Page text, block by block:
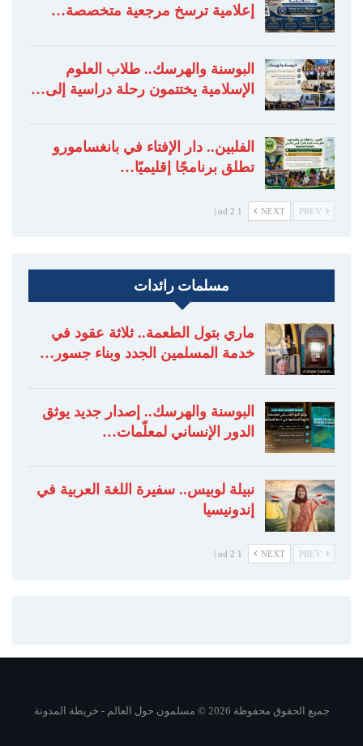
إعلامية ترسخ مرجعية متخصصة…
البوسنة والهرسك.. طلاب العلوم
الإسلامية يختتمون رحلة دراسية إلى…
الفلبين.. دار الإفتاء في بانغسامورو
تطلق برنامجًا إقليميًا…
NEXT
1 od 2 |
مسلمات رائدات
ماري بتول الطعمة.. ثلاثة عقود في
خدمة المسلمين الجدد وبناء جسور…
البوسنة والهرسك.. إصدار جديد يوثق
الدور الإنساني لمعلّمات…
نبيلة لوبيس.. سفيرة اللغة العربية في
إندونيسيا
NEXT
1 od 2 |
جميع الحقوق محفوظة 2026 © مسلمون حول العالم - خريطة المدونة